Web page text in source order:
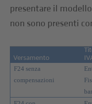
presentare il
non sono presenti
Versamento
F24 senza
compensazioni